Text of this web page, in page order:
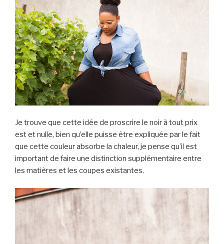
Je trouve que cette idée de proscrire le noir à tout prix
est et nulle, bien qu’elle puisse être expliquée par le fait
que cette couleur absorbe la chaleur, je pense qu’il est
important de faire une distinction supplémentaire entre
les matières et les coupes existantes.